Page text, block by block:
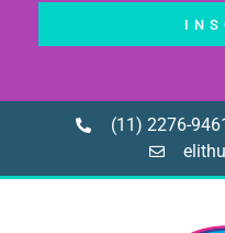
(11) 2276-9461